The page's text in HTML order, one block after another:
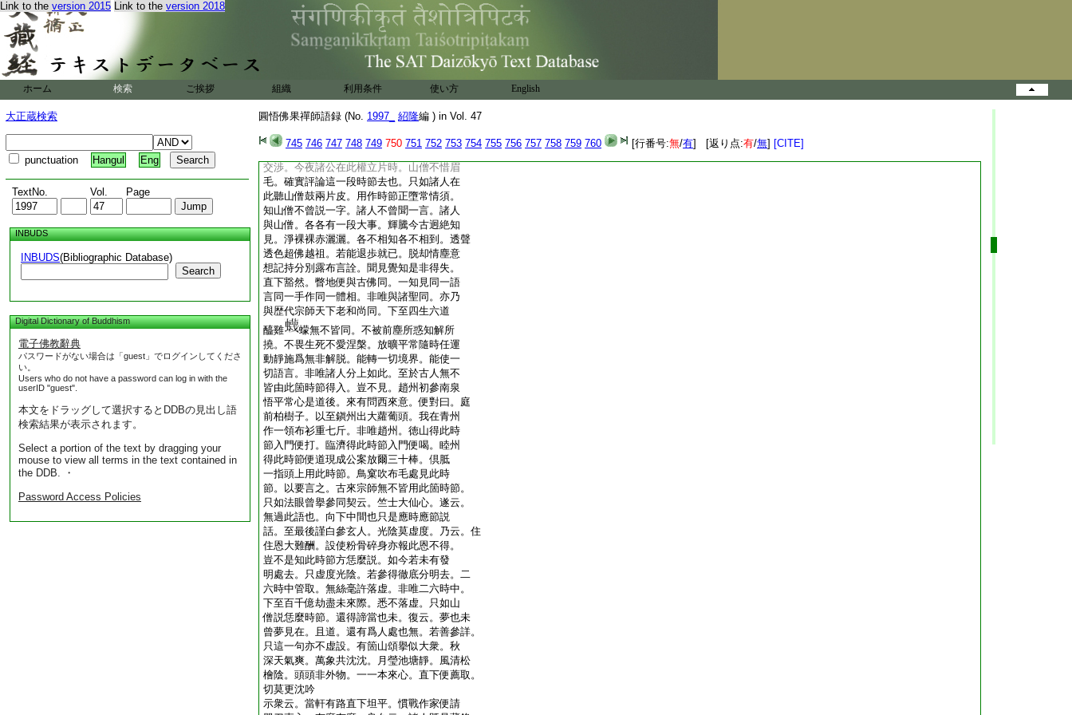
Link to the version 2015 Link to the version 2018
ホーム 検索 ご挨拶 組織 利用条件 使い方 English
大正蔵検索
punctuation Hangul Eng
TextNo. Vol. Page
INBUDS
INBUDS(Bibliographic Database)
Search
Digital Dictionary of Buddhism
電子佛教辭典
パスワードがない場合は「guest」でログインしてくださ
い。
Users who do not have a password can log in with the
userID "guest".
本文をドラッグして選択するとDDBの見出し語
検索結果が表示されます。
Select a portion of the text by dragging your
mouse to view all terms in the text contained in
the DDB. ・
Password Access Policies
圓悟佛果禪師語録 (No. 1997_ 紹隆編 ) in Vol. 47
745 746 747 748 749 750 751 752 753 754 755 756 757 758 759 760 [行番号:無/有] [返り点:有/無] [CITE]
麼。僧問。世尊久默斯要。及至末後爲什麼獨
召飮光密傳法眼。師云。正是龍頭蛇尾進云。
一點水墨兩處成龍。師云。帶累山僧進云。苦
瓠連根苦。甜瓜徹蔕甜。師云灼然。進云。也是
烏龜喫生菜。師云取性。乃云。欲知佛性義。當
觀時節因縁。時節若至其理自彰。苟或時節
未至。理地未明。便乃業識茫茫無本可據。敢
問諸公。即今是什麼時節。莫是黄昏時節麼。
莫是小參時節麼。莫是坐立儼然時節麼。莫
是説禪説道時節麼。莫是萬像交參時節麼。
交渉。今夜諸公在此權立片時。山僧不惜眉
毛。確實評論這一段時節去也。只如諸人在
此聽山僧鼓兩片皮。用作時節正墮常情須。
知山僧不曾説一字。諸人不曾聞一言。諸人
與山僧。各各有一段大事。輝騰今古迥絶知
見。淨裸裸赤灑灑。各不相知各不相到。透聲
透色超佛越祖。若能退歩就已。脱却情塵意
想記持分別露布言詮。聞見覺知是非得失。
直下豁然。瞥地便與古佛同。一知見同一語
言同一手作同一體相。非唯與諸聖同。亦乃
與歴代宗師天下老和尚同。下至四生六道
醯雞
蠓無不皆同。不被前塵所惑知解所
撓。不畏生死不愛涅槃。放曠平常隨時任運
動靜施爲無非解脱。能轉一切境界。能使一
切語言。非唯諸人分上如此。至於古人無不
皆由此箇時節得入。豈不見。趙州初參南泉
悟平常心是道後。來有問西來意。便對曰。庭
前柏樹子。以至鎭州出大蘿葡頭。我在青州
作一領布衫重七斤。非唯趙州。徳山得此時
節入門便打。臨濟得此時節入門便喝。睦州
得此時節便道現成公案放爾三十棒。倶胝
一指頭上用此時節。鳥窠吹布毛處見此時
節。以要言之。古來宗師無不皆用此箇時節。
只如法眼曾擧參同契云。竺士大仙心。遂云。
無過此語也。向下中間也只是應時應節説
話。至最後謹白參玄人。光陰莫虚度。乃云。住
住恩大難酬。設使粉骨碎身亦報此恩不得。
豈不是知此時節方恁麼説。如今若未有發
明處去。只虚度光陰。若參得徹底分明去。二
六時中管取。無絲毫許落虚。非唯二六時中。
下至百千億劫盡未來際。悉不落虚。只如山
僧説恁麼時節。還得諦當也未。復云。夢也未
曾夢見在。且道。還有爲人處也無。若善參詳。
只這一句亦不虚設。有箇山頌擧似大衆。秋
深天氣爽。萬象共沈沈。月瑩池塘靜。風清松
檜陰。頭頭非外物。一一本來心。直下便薦取。
切莫更沈吟
示衆云。當軒有路直下坦平。慣戰作家便請